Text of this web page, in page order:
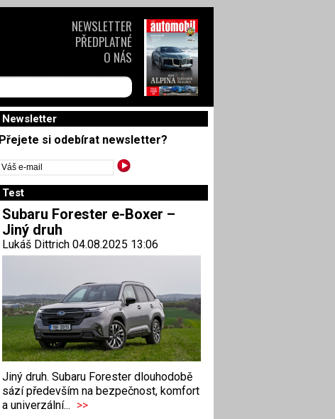
Newsletter
Přejete si odebírat newsletter?
Test
Subaru Forester e-Boxer –
Jiný druh
Lukáš Dittrich 04.08.2025 13:06
Jiný druh. Subaru Forester dlouhodobě
sází především na bezpečnost, komfort
a univerzální... >>
NEWSLETTER
PŘEDPLATNÉ
O NÁS